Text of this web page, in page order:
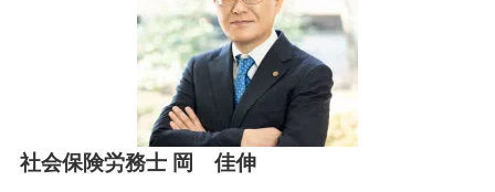
社会保険労務士岡 佳伸